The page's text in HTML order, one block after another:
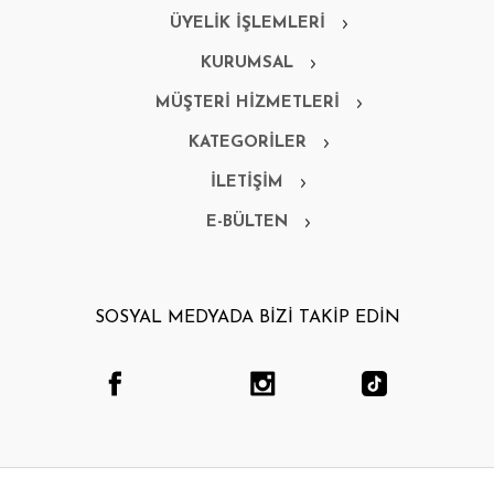
ÜYELİK İŞLEMLERİ
KURUMSAL
MÜŞTERİ HİZMETLERİ
KATEGORİLER
İLETİŞİM
E-BÜLTEN
SOSYAL MEDYADA BİZİ TAKİP EDİN